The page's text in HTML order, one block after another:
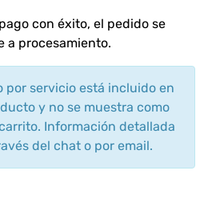
con éxito, el pedido se
a procesamiento.
por servicio está incluido en
y no se muestra como
Información detallada
del chat o por email.